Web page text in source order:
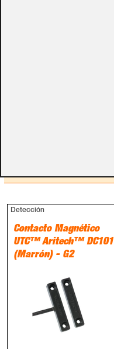
Detección
Contacto Magnético
UTC™ Aritech™ DC101
(Marrón) - G2